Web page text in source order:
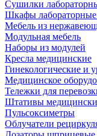
Сушилки
Шкафы
Мебель из
Модульная мебель
Наборы из модулей
Кресла медицинские
Гинекологические и
Медицинское
Тележки для
Штативы
Пульсоксиметры
Облучатели